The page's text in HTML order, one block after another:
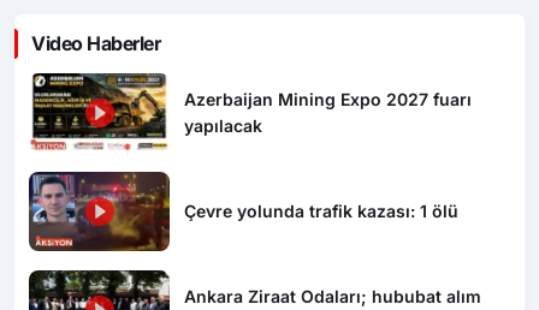
Video Haberler
Azerbaijan Mining Expo 2027 fuarı
yapılacak
Çevre yolunda trafik kazası: 1 ölü
Ankara Ziraat Odaları; hububat alım